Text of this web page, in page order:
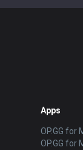
Apps
OP.GG for
OP.GG for